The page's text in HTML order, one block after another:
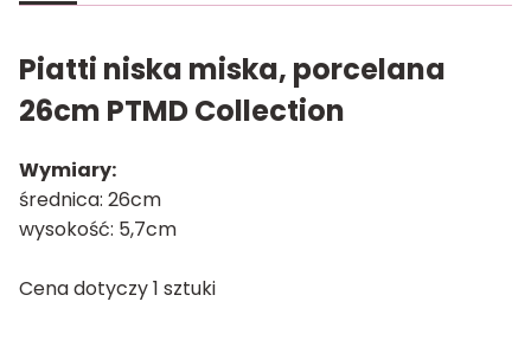
Piatti niska miska, porcelana
26cm PTMD Collection
Wymiary:
średnica: 26cm
wysokość: 5,7cm
Cena dotyczy 1 sztuki